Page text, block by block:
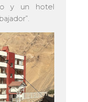
y un hotel